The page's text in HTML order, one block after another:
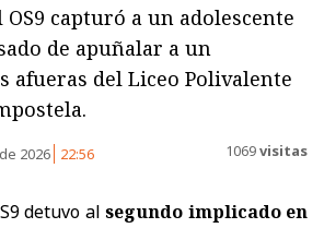
capturó a un adolescente
de apuñalar a un
afueras del Liceo Polivalente
2026 22:56 1069visitas
detuvo al segundo implicado en